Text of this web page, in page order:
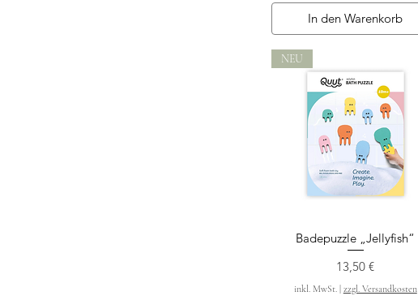
In den Warenkorb
Schnellansicht
NEU
Badepuzzle „Jellyfish“
Preis
13,50 €
inkl. MwSt.| zzgl. Versandkosten